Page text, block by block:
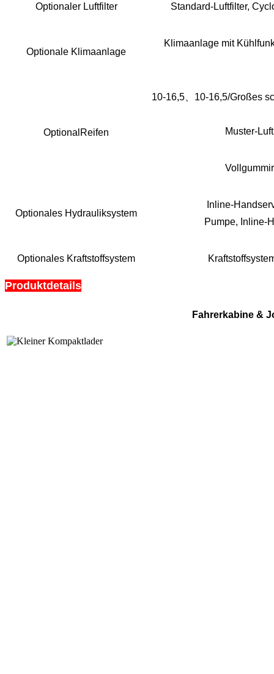
Optionaler Luftfilter Standard-Luftfilter,
Optionale Klimaanlage
Klimaanlage mit
OptionalReifen
10-16,5、10-16,5/Großes
Muster-
Optionales Hydrauliksystem
Inline-
Pumpe, Inline-
Optionales Kraftstoffsystem
Produktdetails
Fahrerkabine &